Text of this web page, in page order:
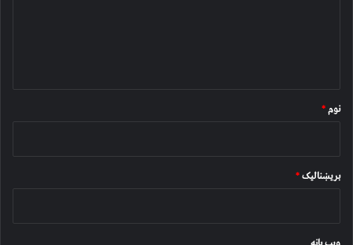
*
نوم*
بریښنالیک*